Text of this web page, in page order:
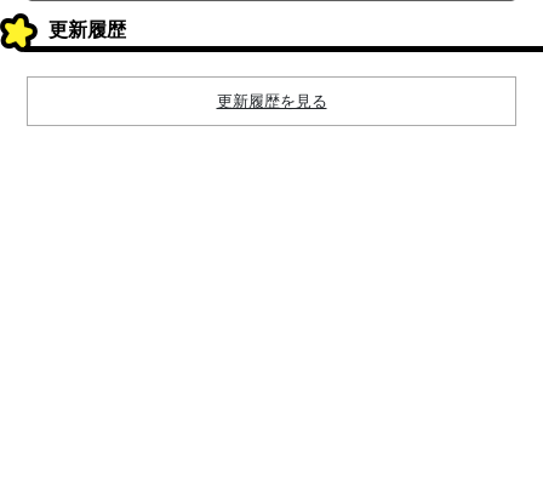
更新履歴
更新履歴を見る